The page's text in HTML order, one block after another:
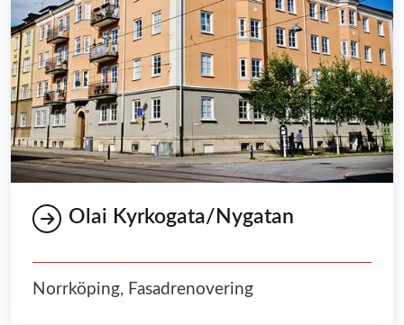
Olai Kyrkogata/Nygatan
Norrköping, Fasadrenovering